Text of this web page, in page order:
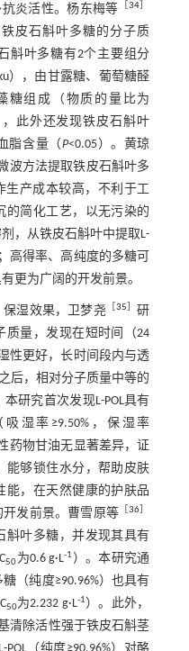
抗炎活性。杨东梅等 ［34
皮石斛叶多糖的分子质
斛叶多糖有2个主要组分
），由甘露糖、葡萄糖醛
糖组成（物质的量比为
此外还发现铁皮石斛叶
脂含量（P<0.05）。黄琼
波方法提取铁皮石斛叶多
生产成本较高，不利于工
的简化工艺，以无污染的
，从铁皮石斛叶中提取L-
高得率、高纯度的多糖可
更为广阔的开发前景。
湿效果，卫梦尧 ［35 ］研
质量，发现在短时间（24
性更好，长时间段内与透
后，相对分子质量中等的
研究首次发现L-POL具有
湿率≥9.50%，保湿率
药物甘油无显著差异，证
能够锁住水分，帮助皮肤
能，在天然健康的护肤品
发前景。曹雪原等 ［36
斛叶多糖，并发现其具有
50为0.6 g·L-1 ）。本研究通
（纯度≥90.96%）也具有
50为2.232 g·L-1）。此外，
清除活性强于铁皮石斛茎